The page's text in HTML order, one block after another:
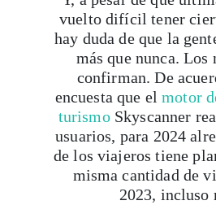
vuelto difícil tener
hay duda de que la
más que nunca. Los
confirman. De
encuesta que elmotor
turismoSkyscanner
usuarios, para 2024
de los viajeros tiene
misma cantidad de
2023, incluso